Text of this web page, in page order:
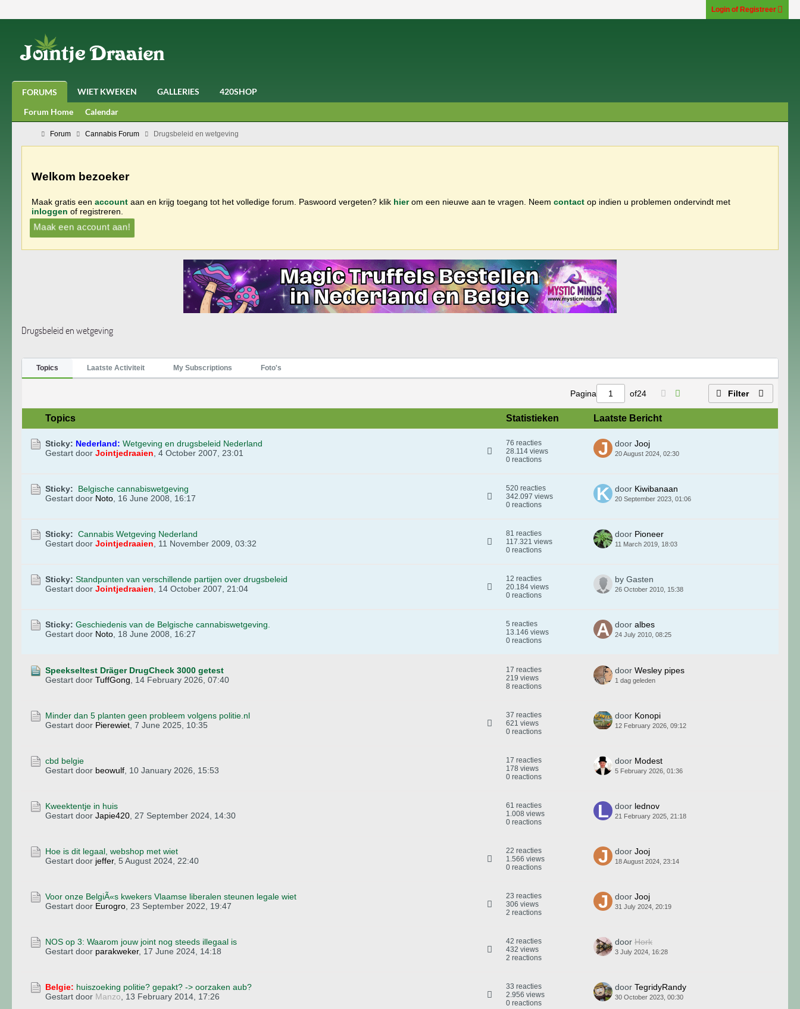
Login of Registreer
FORUMS WIET KWEKEN GALLERIES
420SHOP
Forum Home
Calendar
Forum Cannabis Forum Drugsbeleid en wetgeving
Welkom bezoeker
Maak gratis een account aan en krijg toegang tot het volledige forum. Paswoord vergeten? klik hierom een nieuwe aan te vragen. Neem contact op indien u problemen ondervindt met
inloggen of registreren.
Maak een account aan!
Drugsbeleid en wetgeving
Topics Laatste Activiteit My Subscriptions Foto's
Pagina of24 Filter
Topics Statistieken Laatste Bericht
Sticky: Nederland: Wetgeving en drugsbeleid Nederland
Gestart door Jointjedraaien 4 October 2007, 23:01
76 reacties
28.114 views
0 reactions
door Jooj
20 August 2024, 02:30
Sticky:
Belgische cannabiswetgeving
Gestart door Noto 16 June 2008, 16:17
520 reacties
342.097 views
0 reactions
door Kiwibanaan
20 September 2023, 01:06
Sticky: Cannabis Wetgeving Nederland
Gestart door Jointjedraaien 11 November 2009, 03:32
81 reacties
117.321 views
0 reactions
door Pioneer
11 March 2019, 18:03
Sticky: Standpunten van verschillende partijen over drugsbeleid
Gestart door Jointjedraaien 14 October 2007, 21:04
12 reacties
20.184 views
0 reactions
by Gasten
26 October 2010, 15:38
Sticky: Geschiedenis van de Belgische cannabiswetgeving.
Gestart door Noto 18 June 2008, 16:27
5 reacties
13.146 views
0 reactions
door albes
24 July 2010, 08:25
Speekseltest Dräger DrugCheck 3000 getest
Gestart door TuffGong 14 February 2026, 07:40
17 reacties
219 views
8 reactions
door Wesley pipes
1 dag geleden
Minder dan 5 planten geen probleem volgens politie.nl
Gestart door Pierewiet 7 June 2025, 10:35
37 reacties
621 views
0 reactions
door Konopi
12 February 2026, 09:12
cbd belgie
Gestart door beowulf 10 January 2026, 15:53
17 reacties
178 views
0 reactions
door Modest
5 February 2026, 01:36
Kweektentje in huis
Gestart door Japie420 27 September 2024, 14:30
61 reacties
1.008 views
0 reactions
door lednov
21 February 2025, 21:18
Hoe is dit legaal, webshop met wiet
Gestart door jeffer, 5 August 2024, 22:40
22 reacties
1.566 views
0 reactions
door Jooj
18 August 2024, 23:14
Voor onze BelgiÃ«s kwekers Vlaamse liberalen steunen legale wiet
Gestart door Eurogro 23 September 2022, 19:47
23 reacties
306 views
2 reactions
door Jooj
31 July 2024, 20:19
NOS op 3: Waarom jouw joint nog steeds illegaal is
Gestart door parakweker, 17 June 2024, 14:18
42 reacties
432 views
2 reactions
door Hork
3 July 2024, 16:28
Belgie: huiszoeking politie? gepakt? -> oorzaken aub?
Gestart door Manzo 13 February 2014, 17:26
33 reacties
2.956 views
0 reactions
door TegridyRandy
30 October 2023, 00:30